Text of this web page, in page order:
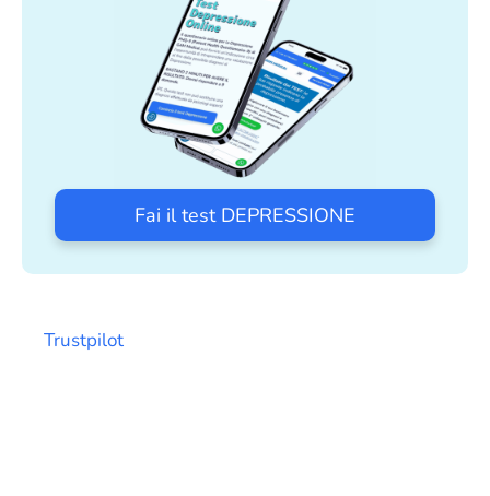
Fai il test DEPRESSIONE
Trustpilot